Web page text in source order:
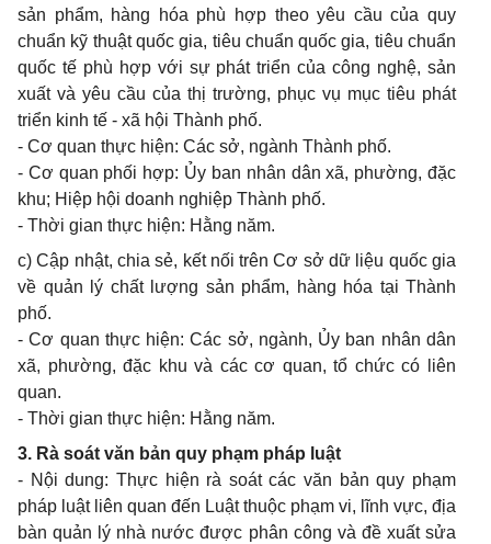
sản phẩm, hàng hóa phù hợp theo yêu cầu của quy
chuẩn kỹ thuật quốc gia, tiêu chuẩn quốc gia, tiêu chuẩn
quốc tế phù hợp với sự phát triển của công nghệ, sản
xuất và yêu cầu của thị trường, phục vụ mục tiêu phát
triển kinh tế - xã hội Thành phố.
- Cơ quan thực hiện: Các sở, ngành Thành phố.
- Cơ quan phối hợp: Ủy ban nhân dân xã, phường, đặc
khu; Hiệp hội doanh nghiệp Thành phố.
- Thời gian thực hiện: Hằng năm.
c) Cập nhật, chia sẻ, kết nối trên Cơ sở dữ liệu quốc gia
về quản lý chất lượng sản phẩm, hàng hóa tại Thành
phố.
- Cơ quan thực hiện: Các sở, ngành, Ủy ban nhân dân
xã, phường, đặc khu và các cơ quan, tổ chức có liên
quan.
- Thời gian thực hiện: Hằng năm.
3. Rà soát văn bản quy phạm pháp luật
- Nội dung: Thực hiện rà soát các văn bản quy phạm
pháp luật liên quan đến Luật thuộc phạm vi, lĩnh vực, địa
bàn quản lý nhà nước được phân công và đề xuất sửa